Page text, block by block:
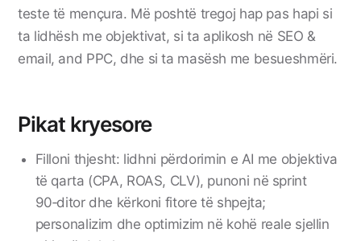
teste të mençura. Më poshtë tregoj hap pas hapi si
ta lidhësh me objektivat, si ta aplikosh në SEO &
email, and PPC, dhe si ta masësh me besueshmëri.
Pikat kryesore
Filloni thjesht: lidhni përdorimin e AI me objektiva
të qarta (CPA, ROAS, CLV), punoni në sprint
90‑ditor dhe kërkoni fitore të shpejta;
personalizim dhe optimizim në kohë reale sjellin